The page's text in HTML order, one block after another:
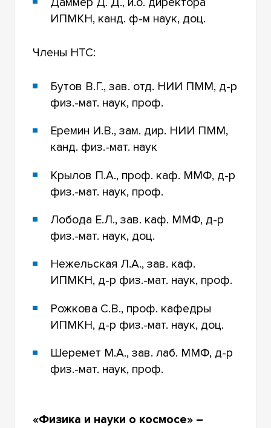
ИПМКН, канд. ф-м наук, доц.
Члены НТС:
Бутов В.Г., зав. отд. НИИ ПММ, д-р
физ.-мат. наук, проф.
Еремин И.В., зам. дир. НИИ ПММ,
канд. физ.-мат. наук
Крылов П.А., проф. каф. ММФ, д-р
физ.-мат. наук, проф.
Лобода Е.Л., зав. каф. ММФ, д-р
физ.-мат. наук, доц.
Нежельская Л.А., зав. каф.
ИПМКН, д-р физ.-мат. наук, проф.
Рожкова С.В., проф. кафедры
ИПМКН, д-р физ.-мат. наук, доц.
Шеремет М.А., зав. лаб. ММФ, д-р
физ.-мат. наук, проф.
«Физика и науки о космосе» –